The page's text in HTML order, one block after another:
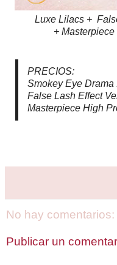
Luxe Lilacs +
+
PRECIOS:
Smokey Eye Drama
False Lash Effect
Masterpiece High
No hay comentarios:
Publicar un